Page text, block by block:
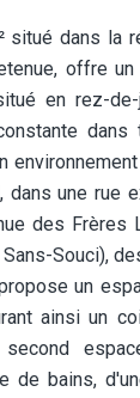
situé dans la
offre
en rez-
une rue
des Frères
Souci),
un
ainsi un
de bains,